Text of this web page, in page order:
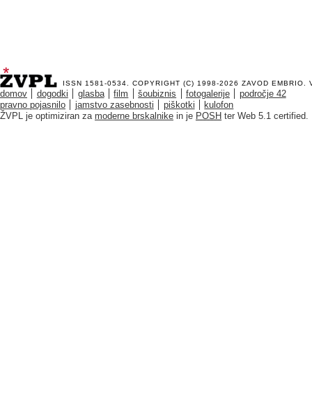
ISSN 1581-0534. COPYRIGHT (C) 1998-2026 ZAVOD EMBRIO .
domov dogodki glasba film šoubiznis fotogalerije
področje 42
pravno pojasnilo
jamstvo zasebnosti piškotki
kulofon
ŽVPL je optimiziran za moderne brskalnike in je POSH ter Web 5.1 certified.